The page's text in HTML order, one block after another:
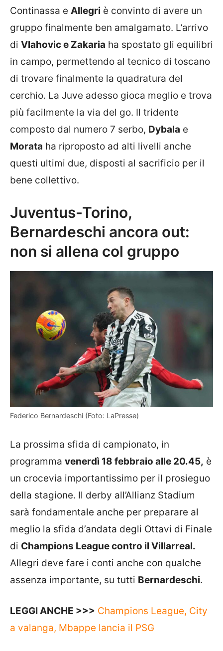
Continassa e Allegri è convinto di avere un
gruppo finalmente ben amalgamato. L’arrivo
di Vlahovic e Zakaria ha spostato gli equilibri
in campo, permettendo al tecnico di toscano
di trovare finalmente la quadratura del
cerchio. La Juve adesso gioca meglio e trova
più facilmente la via del go. Il tridente
composto dal numero 7 serbo, Dybala e
Morata ha riproposto ad alti livelli anche
questi ultimi due, disposti al sacrificio per il
bene collettivo.
Juventus-Torino,
Bernardeschi ancora out:
non si allena col gruppo
Federico Bernardeschi (Foto: LaPresse)
La prossima sfida di campionato, in
programma venerdì 18 febbraio alle 20.45, è
un crocevia importantissimo per il prosieguo
della stagione. Il derby all’Allianz Stadium
sarà fondamentale anche per preparare al
meglio la sfida d’andata degli Ottavi di Finale
di Champions League contro il Villarreal.
Allegri deve fare i conti anche con qualche
assenza importante, su tutti Bernardeschi.
LEGGI ANCHE >>> Champions League, City
a valanga, Mbappe lancia il PSG